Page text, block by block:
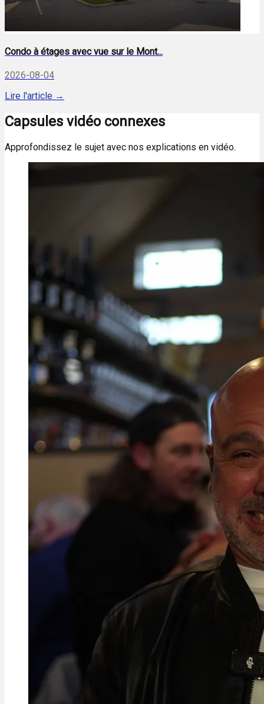
Condo à étages avec vue sur le Mont...
2026-08-04
Lire l'article →
Capsules vidéo connexes
Approfondissez le sujet avec nos explications en vidéo.